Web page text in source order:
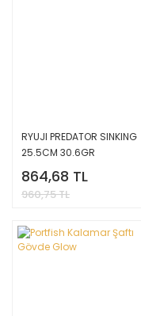
RYUJI PREDATOR SINKING
25.5CM 30.6GR
864,68 TL
960,75 TL